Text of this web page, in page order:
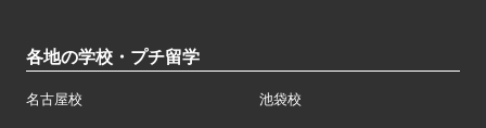
各地の学校・プチ留学
名古屋校 池袋校